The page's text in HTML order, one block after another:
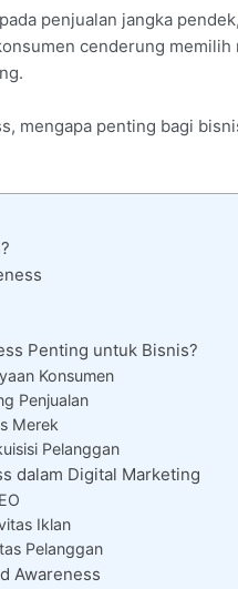
penjualan jangka
cenderung
mengapa penting bagi
Penting untuk Bisnis?
Konsumen
Penjualan
Merek
Pelanggan
dalam Digital Marketing
Iklan
Pelanggan
Awareness